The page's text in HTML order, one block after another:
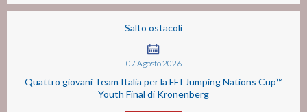
Salto ostacoli
07Agosto 2026
Quattro giovani Team Italia per la FEI Jumping Nations Cup™
Youth Final di Kronenberg